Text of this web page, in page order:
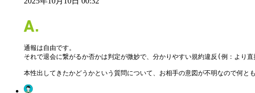
通報は自由です。
それで退会に繋がるか否かは判定が微妙で、分かりやすい規約違反(例：より
本性出してきたかどうかという質問について、お相手の意図が不明なので何と